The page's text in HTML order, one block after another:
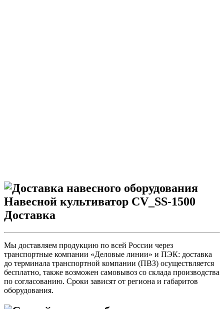
Доставка
Мы доставляем продукцию по всей России через
транспортные компании «Деловые линии» и ПЭК: доставка
до терминала транспортной компании (ПВЗ) осуществляется
бесплатно, также возможен самовывоз со склада производства
по согласованию. Сроки зависят от региона и габаритов
оборудования.